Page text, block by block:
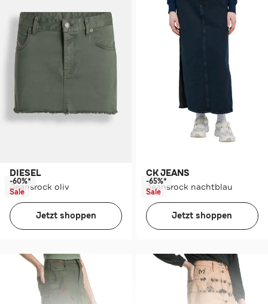
DIESEL
Jeansrock oliv
-60%*
Sale
Jetzt shoppen
CK JEANS
Jeansrock nachtblau
-65%*
Sale
Jetzt shoppen